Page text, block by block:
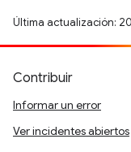
Última actualización:
Contribuir
Informar un error
Ver incidentes abiertos